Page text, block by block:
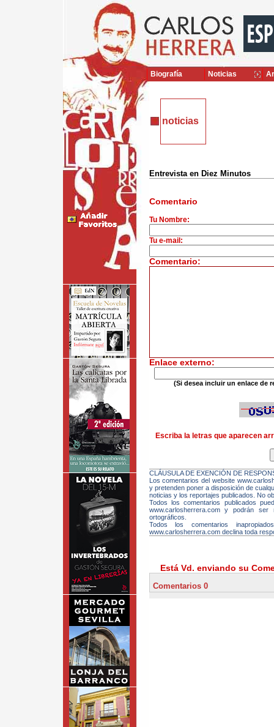
noticias
Entrevista en Diez Minutos
Comentario
Tu Nombre:
Tu e-mail:
Comentario:
Enlace externo:
(Si desea incluir un enlace de
Escriba la letras que aparecen
CLÁUSULA DE EXENCIÓN DE
Los comentarios del website
y pretenden poner a disposición de
noticias y los reportajes publicados. No
Todos los comentarios publicados
www.carlosherrera.com y podrán
ortográficos.
Todos los comentarios
www.carlosherrera.com declina toda
Está Vd. enviando su
Comentarios 0
Biografía Noticias